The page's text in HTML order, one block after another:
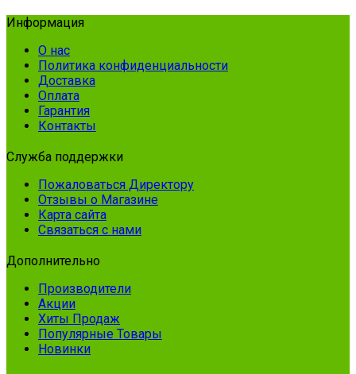
Информация
О нас
Политика конфиденциальности
Доставка
Оплата
Гарантия
Контакты
Служба поддержки
Пожаловаться Директору
Отзывы о Магазине
Карта сайта
Связаться с нами
Дополнительно
Производители
Акции
Хиты Продаж
Популярные Товары
Новинки